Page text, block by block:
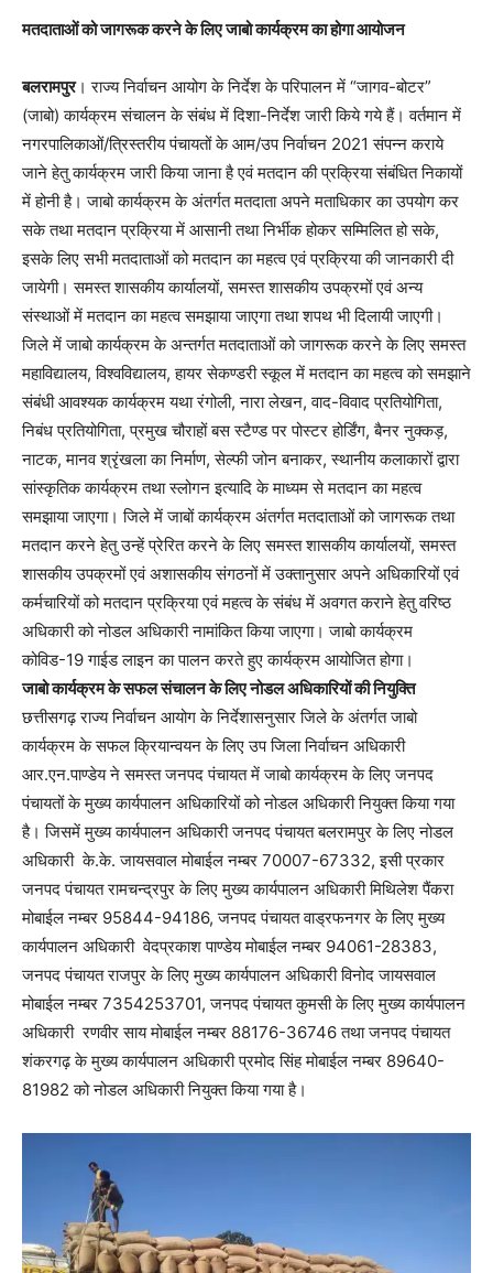
मतदाताओं को जागरूक करने के लिए जाबो कार्यक्रम का होगा आयोजन
बलरामपुर। राज्य निर्वाचन आयोग के निर्देश के परिपालन में “जागव-बोटर”
(जाबो) कार्यक्रम संचालन के संबंध में दिशा-निर्देश जारी किये गये हैं। वर्तमान में
नगरपालिकाओं/त्रिस्तरीय पंचायतों के आम/उप निर्वाचन 2021 संपन्न कराये
जाने हेतु कार्यक्रम जारी किया जाना है एवं मतदान की प्रक्रिया संबंधित निकायों
में होनी है। जाबो कार्यक्रम के अंतर्गत मतदाता अपने मताधिकार का उपयोग कर
सके तथा मतदान प्रक्रिया में आसानी तथा निर्भीक होकर सम्मिलित हो सके,
इसके लिए सभी मतदाताओं को मतदान का महत्व एवं प्रक्रिया की जानकारी दी
जायेगी। समस्त शासकीय कार्यालयों, समस्त शासकीय उपक्रमों एवं अन्य
संस्थाओं में मतदान का महत्व समझाया जाएगा तथा शपथ भी दिलायी जाएगी।
जिले में जाबो कार्यक्रम के अन्तर्गत मतदाताओं को जागरूक करने के लिए समस्त
महाविद्यालय, विश्वविद्यालय, हायर सेकण्डरी स्कूल में मतदान का महत्व को समझाने
संबंधी आवश्यक कार्यक्रम यथा रंगोली, नारा लेखन, वाद-विवाद प्रतियोगिता,
निबंध प्रतियोगिता, प्रमुख चौराहों बस स्टैण्ड पर पोस्टर होर्डिंग, बैनर नुक्कड़,
नाटक, मानव श्रृंखला का निर्माण, सेल्फी जोन बनाकर, स्थानीय कलाकारों द्वारा
सांस्कृतिक कार्यक्रम तथा स्लोगन इत्यादि के माध्यम से मतदान का महत्व
समझाया जाएगा। जिले में जाबों कार्यक्रम अंतर्गत मतदाताओं को जागरूक तथा
मतदान करने हेतु उन्हें प्रेरित करने के लिए समस्त शासकीय कार्यालयों, समस्त
शासकीय उपक्रमों एवं अशासकीय संगठनों में उक्तानुसार अपने अधिकारियों एवं
कर्मचारियों को मतदान प्रक्रिया एवं महत्व के संबंध में अवगत कराने हेतु वरिष्ठ
अधिकारी को नोडल अधिकारी नामांकित किया जाएगा। जाबो कार्यक्रम
कोविड-19 गाईड लाइन का पालन करते हुए कार्यक्रम आयोजित होगा।
जाबो कार्यक्रम के सफल संचालन के लिए नोडल अधिकारियों की नियुक्ति
छत्तीसगढ़ राज्य निर्वाचन आयोग के निर्देशासनुसार जिले के अंतर्गत जाबो
कार्यक्रम के सफल क्रियान्वयन के लिए उप जिला निर्वाचन अधिकारी
आर.एन.पाण्डेय ने समस्त जनपद पंचायत में जाबो कार्यक्रम के लिए जनपद
पंचायतों के मुख्य कार्यपालन अधिकारियों को नोडल अधिकारी नियुक्त किया गया
है। जिसमें मुख्य कार्यपालन अधिकारी जनपद पंचायत बलरामपुर के लिए नोडल
अधिकारी के.के. जायसवाल मोबाईल नम्बर 70007-67332, इसी प्रकार
जनपद पंचायत रामचन्द्रपुर के लिए मुख्य कार्यपालन अधिकारी मिथिलेश पैंकरा
मोबाईल नम्बर 95844-94186, जनपद पंचायत वाड्रफनगर के लिए मुख्य
कार्यपालन अधिकारी वेदप्रकाश पाण्डेय मोबाईल नम्बर 94061-28383,
जनपद पंचायत राजपुर के लिए मुख्य कार्यपालन अधिकारी विनोद जायसवाल
मोबाईल नम्बर 7354253701, जनपद पंचायत कुमसी के लिए मुख्य कार्यपालन
अधिकारी रणवीर साय मोबाईल नम्बर 88176-36746 तथा जनपद पंचायत
शंकरगढ़ के मुख्य कार्यपालन अधिकारी प्रमोद सिंह मोबाईल नम्बर 89640-
81982 को नोडल अधिकारी नियुक्त किया गया है।